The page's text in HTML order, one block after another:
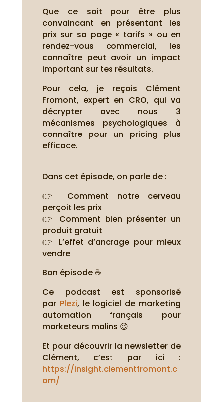
Que ce soit pour être plus
convaincant en présentant les
prix sur sa page « tarifs » ou en
rendez-vous commercial, les
connaître peut avoir un impact
important sur tes résultats.
Pour cela, je reçois Clément
Fromont, expert en CRO, qui va
décrypter avec nous 3
mécanismes psychologiques à
connaître pour un pricing plus
efficace.
Dans cet épisode, on parle de :
👉 Comment notre cerveau
perçoit les prix
👉 Comment bien présenter un
produit gratuit
👉 L’effet d’ancrage pour mieux
vendre
Bon épisode ☕
Ce podcast est sponsorisé
par Plezi, le logiciel de marketing
automation français pour
marketeurs malins 😉
Et pour découvrir la newsletter de
Clément, c’est par ici :
https://insight.clementfromont.c
om/